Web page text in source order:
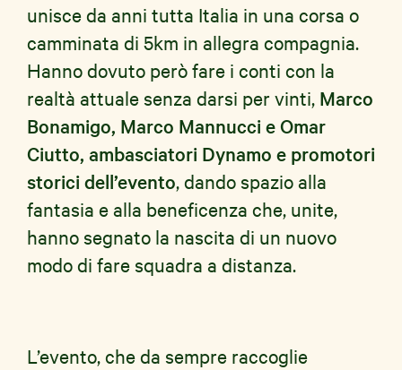
unisce da anni tutta Italia in una corsa o
camminata di 5km in allegra compagnia.
Hanno dovuto però fare i conti con la
realtà attuale senza darsi per vinti, Marco
Bonamigo, Marco Mannucci e Omar
Ciutto, ambasciatori Dynamo e promotori
storici dell’evento, dando spazio alla
fantasia e alla beneficenza che, unite,
hanno segnato la nascita di un nuovo
modo di fare squadra a distanza.
L’evento, che da sempre raccoglie